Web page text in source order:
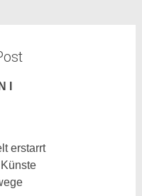
I
erstarrt